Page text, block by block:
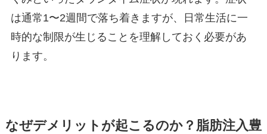
は通常1〜2週間で落ち着きますが、日常生活に一
時的な制限が生じることを理解しておく必要があ
ります。
なぜデメリットが起こるのか？脂肪注入豊